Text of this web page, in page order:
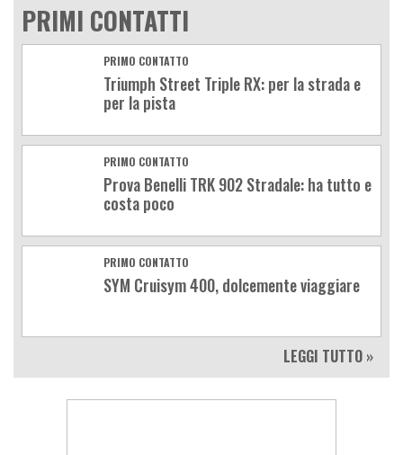
PRIMI CONTATTI
PRIMO CONTATTO
Triumph Street Triple RX: per la strada e
per la pista
PRIMO CONTATTO
Prova Benelli TRK 902 Stradale: ha tutto e
costa poco
PRIMO CONTATTO
SYM Cruisym 400, dolcemente viaggiare
LEGGI TUTTO »